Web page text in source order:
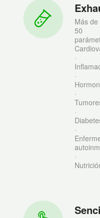
Más de
50
·
·
·
·
·
·